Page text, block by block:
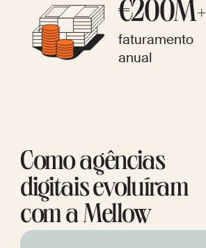
€200M+
faturamento
anual
Como agências
digitais evoluíram
com a Mellow